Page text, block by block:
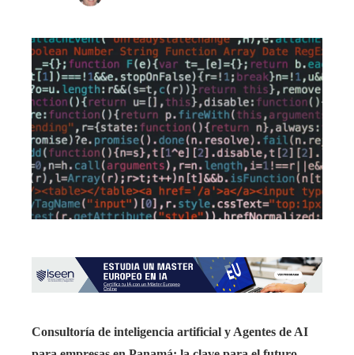
Consultoría de inteligencia artificial y Agentes de AI